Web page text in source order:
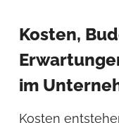
Kosten,
im
Kosten